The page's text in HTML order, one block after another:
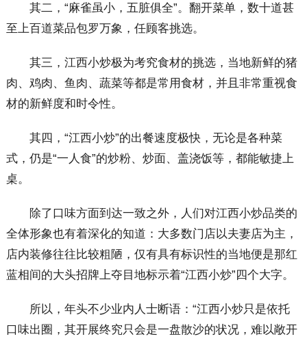
其二，“麻雀虽小，五脏俱全”。翻开菜单，数十道甚
至上百道菜品包罗万象，任顾客挑选。
其三，江西小炒极为考究食材的挑选，当地新鲜的猪
肉、鸡肉、鱼肉、蔬菜等都是常用食材，并且非常重视食
材的新鲜度和时令性。
其四，“江西小炒”的出餐速度极快，无论是各种菜
式，仍是“一人食”的炒粉、炒面、盖浇饭等，都能敏捷上
桌。
除了口味方面到达一致之外，人们对江西小炒品类的
全体形象也有着深化的知道：大多数门店以夫妻店为主，
店内装修往往比较粗陋，仅有具有标识性的当地便是那红
蓝相间的大头招牌上夺目地标示着“江西小炒”四个大字。
所以，年头不少业内人士断语：“江西小炒只是依托
口味出圈，其开展终究只会是一盘散沙的状况，难以敞开